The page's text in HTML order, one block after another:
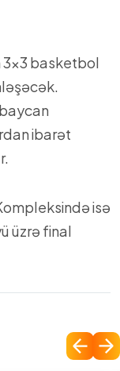
3×3 basketbol
ibarət
isə
üzrə final